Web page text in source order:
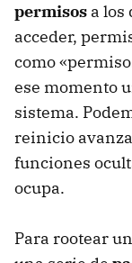
permisos a los
acceder,
como
ese momento
sistema.
reinicio
funciones
ocupa.
Para rootear